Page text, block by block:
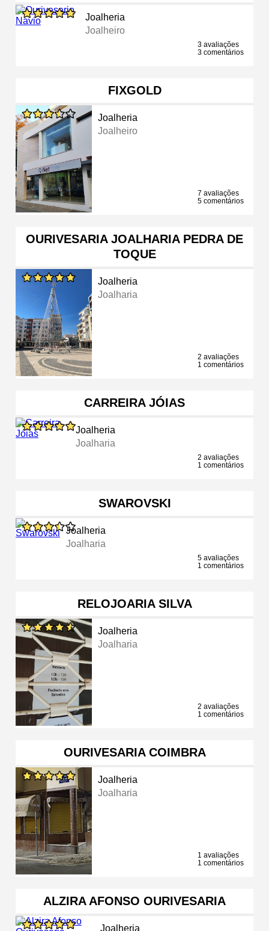
Joalheria
Joalheiro
3 avaliações
3 comentários
FIXGOLD
Joalheria
Joalheiro
7 avaliações
5 comentários
OURIVESARIA JOALHARIA PEDRA DE
TOQUE
Joalheria
Joalharia
2 avaliações
1 comentários
CARREIRA JÓIAS
Joalheria
Joalharia
2 avaliações
1 comentários
SWAROVSKI
Joalheria
Joalharia
5 avaliações
1 comentários
RELOJOARIA SILVA
Joalheria
Joalharia
2 avaliações
1 comentários
OURIVESARIA COIMBRA
Joalheria
Joalharia
1 avaliações
1 comentários
ALZIRA AFONSO OURIVESARIA
Joalheria